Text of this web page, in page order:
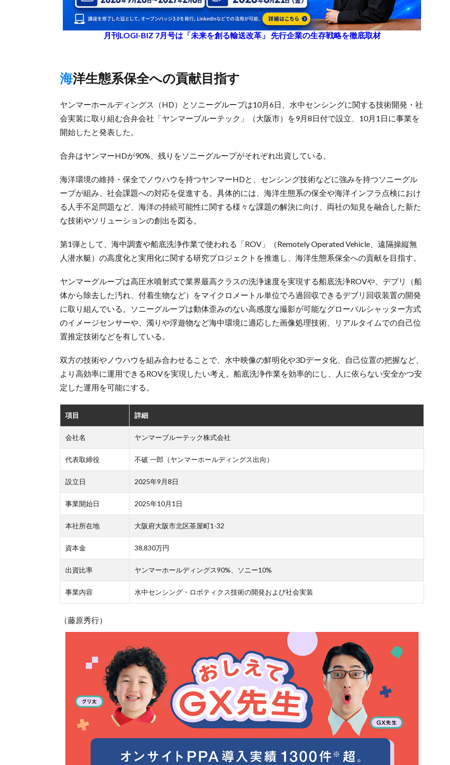
月刊LOGI-BIZ 7月号は「未来を創る輸送改革」 先行企業の生存戦略を徹底取材
海洋生態系保全への貢献目指す
ヤンマーホールディングス（HD）とソニーグループは10月6日、水中センシングに関する技術開発・社
会実装に取り組む合弁会社「ヤンマーブルーテック」（大阪市）を9月8日付で設立、10月1日に事業を
開始したと発表した。
合弁はヤンマーHDが90%、残りをソニーグループがそれぞれ出資している。
海洋環境の維持・保全でノウハウを持つヤンマーHDと、センシング技術などに強みを持つソニーグル
ープが組み、社会課題への対応を促進する。具体的には、海洋生態系の保全や海洋インフラ点検におけ
る人手不足問題など、海洋の持続可能性に関する様々な課題の解決に向け、両社の知見を融合した新た
な技術やソリューションの創出を図る。
第1弾として、海中調査や船底洗浄作業で使われる「ROV」（Remotely Operated Vehicle、遠隔操縦無
人潜水艇）の高度化と実用化に関する研究プロジェクトを推進し、海洋生態系保全への貢献を目指す。
ヤンマーグループは高圧水噴射式で業界最高クラスの洗浄速度を実現する船底洗浄ROVや、デブリ（船
体から除去した汚れ、付着生物など）をマイクロメートル単位でろ過回収できるデブリ回収装置の開発
に取り組んでいる。ソニーグループは動体歪みのない高感度な撮影が可能なグローバルシャッター方式
のイメージセンサーや、濁りや浮遊物など海中環境に適応した画像処理技術、リアルタイムでの自己位
置推定技術などを有している。
双方の技術やノウハウを組み合わせることで、水中映像の鮮明化や3Dデータ化、自己位置の把握など、
より高効率に運用できるROVを実現したい考え。船底洗浄作業を効率的にし、人に依らない安全かつ安
定した運用を可能にする。
項目 詳細
会社名 ヤンマーブルーテック株式会社
代表取締役 不破 一郎（ヤンマーホールディングス出向）
設立日 2025年9月8日
事業開始日 2025年10月1日
本社所在地 大阪府大阪市北区茶屋町1-32
資本金 38,830万円
出資比率 ヤンマーホールディングス90%、ソニー10%
事業内容 水中センシング・ロボティクス技術の開発および社会実装
（藤原秀行）